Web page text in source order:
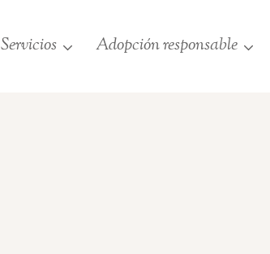
Servicios Adopción responsable